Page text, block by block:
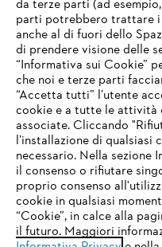
STIHL FAQ
Service
Termini e condizioni
Note legali Cookies
IHR BROWSER
UNTERSTÜTZT
Sie nutzen einen Browser,
eine optimale Nutzung
einem der folgenden
da terze parti (ad
parti potrebbero trattare
anche al di fuori dello
di prendere visione delle
“Informativa sui Cookie”
che noi e terze parti
“Accetta tutti” l’utente
cookie e a tutte le attività
associate. Cliccando
l’installazione di
necessario. Nella sezione
il consenso o rifiutare
proprio consenso
cookie in qualsiasi
“Cookie”, in calce alla
il futuro. Maggiori